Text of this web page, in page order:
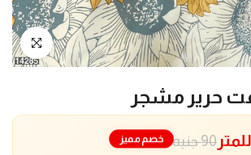
انقر للتكبير
حرير مشجر
90 جنيه للمتر خصم مميز